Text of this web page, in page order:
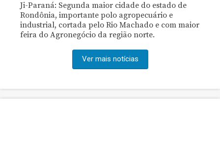
Ji-Paraná: Segunda maior cidade do estado de
Rondônia, importante polo agropecuário e
industrial, cortada pelo Rio Machado e com maior
feira do Agronegócio da região norte.
Ver mais notícias